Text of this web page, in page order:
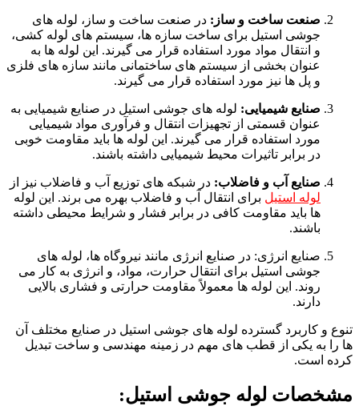
صنعت ساخت و ساز: در صنعت ساخت و ساز، لوله های
جوشی استیل برای ساخت سازه ها، سیستم های لوله کشی،
و انتقال مواد مورد استفاده قرار می گیرند. این لوله ها به
عنوان بخشی از سیستم های ساختمانی مانند سازه های فلزی
و پل ها نیز مورد استفاده قرار می گیرند.
صنایع شیمیایی: لوله های جوشی استیل در صنایع شیمیایی به
عنوان قسمتی از تجهیزات انتقال و فرآوری مواد شیمیایی
مورد استفاده قرار می گیرند. این لوله ها باید مقاومت خوبی
در برابر تاثیرات محیط شیمیایی داشته باشند.
صنایع آب و فاضلاب: در شبکه های توزیع آب و فاضلاب نیز از
لوله استیل برای انتقال آب و فاضلاب بهره می برند. این لوله
ها باید مقاومت کافی در برابر فشار و شرایط محیطی داشته
باشند.
صنایع انرژی: در صنایع انرژی مانند نیروگاه ها، لوله های
جوشی استیل برای انتقال حرارت، مواد، و انرژی به کار می
روند. این لوله ها معمولاً مقاومت حرارتی و فشاری بالایی
دارند.
تنوع و کاربرد گسترده لوله های جوشی استیل در صنایع مختلف آن
ها را به یکی از قطب های مهم در زمینه مهندسی و ساخت تبدیل
کرده است.
مشخصات لوله جوشی استیل: